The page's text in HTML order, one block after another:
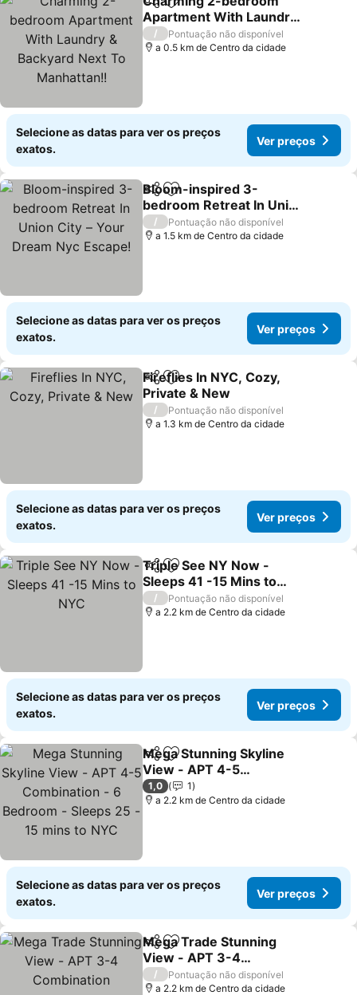
PartilharAdicionar aos favoritos
Apartment With Laundry
& Backyard Next To
Manhattan!!
/
Pontuação não disponível
a 0.5 km de Centro da cidade
Selecione as datas para ver os preços
exatos.
Ver preços
PartilharAdicionar aos favoritos
Bloom-inspired 3-
bedroom Retreat In Union
City – Your Dream Nyc
Escape!
/
Pontuação não disponível
a 1.5 km de Centro da cidade
Selecione as datas para ver os preços
exatos.
Ver preços
PartilharAdicionar aos favoritos
Fireflies In NYC, Cozy,
Private & New
/
Pontuação não disponível
a 1.3 km de Centro da cidade
Selecione as datas para ver os preços
exatos.
Ver preços
PartilharAdicionar aos favoritos
Triple See NY Now -
Sleeps 41 -15 Mins to
NYC
/
Pontuação não disponível
a 2.2 km de Centro da cidade
Selecione as datas para ver os preços
exatos.
Ver preços
PartilharAdicionar aos favoritos
Mega Stunning Skyline
View - APT 4-5
Combination - 6 Bedroom
- Sleeps 25 - 15 mins to
1,0
1
a 2.2 km de Centro da cidade
Selecione as datas para ver os preços
exatos.
Ver preços
PartilharAdicionar aos favoritos
Mega Trade Stunning
View - APT 3-4
Combination
/
Pontuação não disponível
a 2.2 km de Centro da cidade